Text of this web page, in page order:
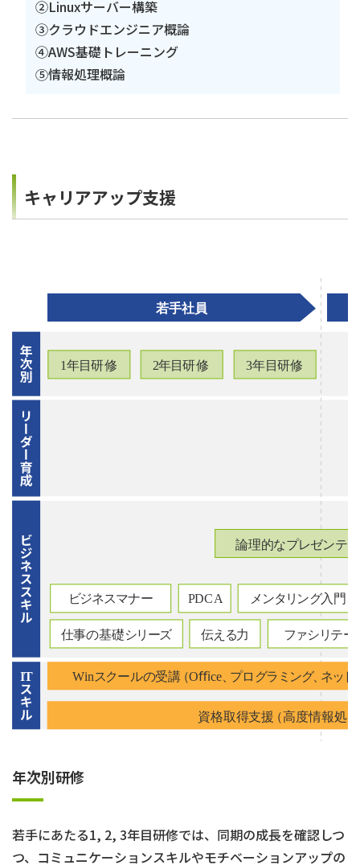
②Linuxサーバー構築
③クラウドエンジニア概論
④AWS基礎トレーニング
⑤情報処理概論
キャリアアップ支援
年次別研修
若手にあたる1, 2, 3年目研修では、同期の成長を確認しつ
つ、コミュニケーションスキルやモチベーションアップの